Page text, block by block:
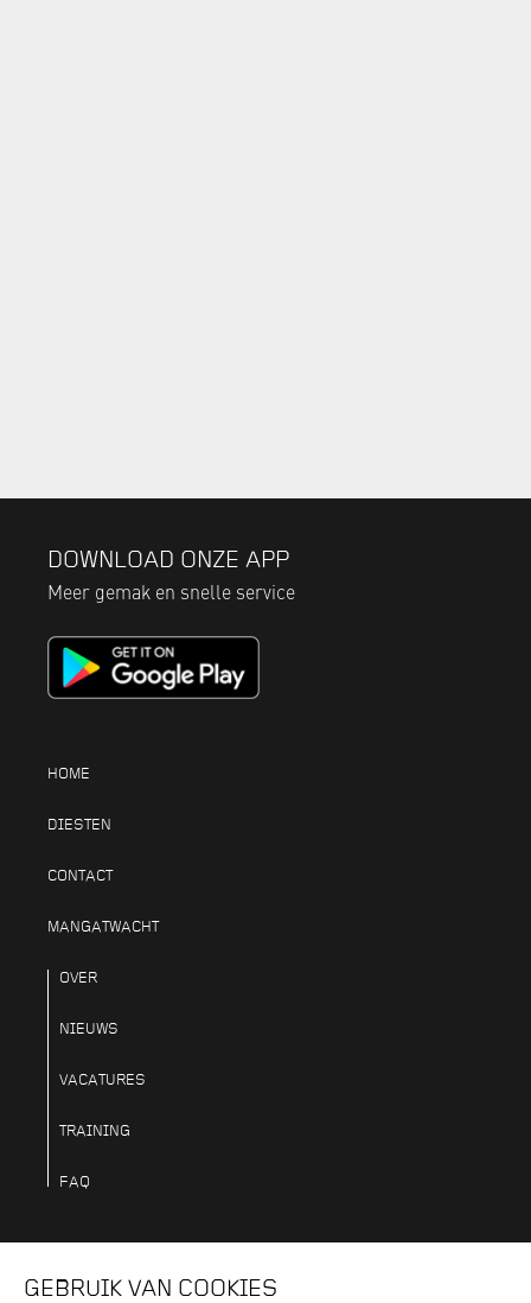
GEBRUIK VAN COOKIES
DOWNLOAD ONZE APP
Meer gemak en snelle service
HOME
DIESTEN
CONTACT
MANGATWACHT
OVER
NIEUWS
VACATURES
TRAINING
FAQ